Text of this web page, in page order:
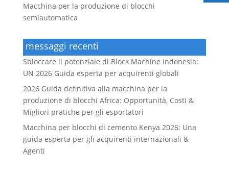
Macchina per la produzione di blocchi
semiautomatica
messaggi recenti
Sbloccare il potenziale di Block Machine Indonesia:
UN 2026 Guida esperta per acquirenti globali
2026 Guida definitiva alla macchina per la
produzione di blocchi Africa: Opportunità, Costi &
Migliori pratiche per gli esportatori
Macchina per blocchi di cemento Kenya 2026: Una
guida esperta per gli acquirenti internazionali &
Agenti